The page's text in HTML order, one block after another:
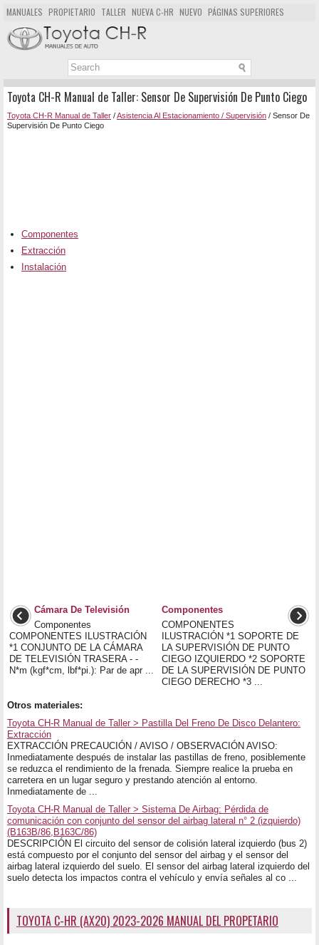
MANUALES PROPIETARIO TALLER NUEVA C-HR NUEVO PÁGINAS SUPERIORES
MAPA DEL SITIO
BUSCAR
Toyota CH-R Manual de Taller: Sensor De Supervisión De Punto Ciego
Toyota CH-R Manual de Taller /Asistencia Al Estacionamiento / Supervisión / Sensor De
Supervisión De Punto Ciego
Componentes
Extracción
Instalación
Cámara De Televisión
Componentes
COMPONENTES ILUSTRACIÓN
*1 CONJUNTO DE LA CÁMARA
DE TELEVISIÓN TRASERA - -
N*m (kgf*cm, lbf*pi.): Par de apr ...
Componentes
COMPONENTES
ILUSTRACIÓN *1 SOPORTE DE
LA SUPERVISIÓN DE PUNTO
CIEGO IZQUIERDO *2 SOPORTE
DE LA SUPERVISIÓN DE PUNTO
CIEGO DERECHO *3 ...
Otros materiales:
Toyota CH-R Manual de Taller > Pastilla Del Freno De Disco Delantero:
Extracción
EXTRACCIÓN PRECAUCIÓN / AVISO / OBSERVACIÓN AVISO:
Inmediatamente después de instalar las pastillas de freno, posiblemente
se reduzca el rendimiento de la frenada. Siempre realice la prueba en
carretera en un lugar seguro y prestando atención al entorno.
Inmediatamente de ...
Toyota CH-R Manual de Taller > Sistema De Airbag: Pérdida de
comunicación con conjunto del sensor del airbag lateral n° 2 (izquierdo)
(B163B/86,B163C/86)
DESCRIPCIÓN El circuito del sensor de colisión lateral izquierdo (bus 2)
está compuesto por el conjunto del sensor del airbag y el sensor del
airbag lateral izquierdo del suelo. El sensor del airbag lateral izquierdo del
suelo detecta los impactos contra el vehículo y envía señales al co ...
TOYOTA C-HR (AX20) 2023-2026 MANUAL DEL PROPETARIO